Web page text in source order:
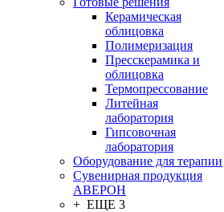
Керамическая
облицовка
Полимеризация
Пресскерамика и
облицовка
Термопрессование
Литейная
лаборатория
Гипсовочная
лаборатория
Оборудование для терапии
Сувенирная продукция
АВЕРОН
+ ЕЩЕ 3